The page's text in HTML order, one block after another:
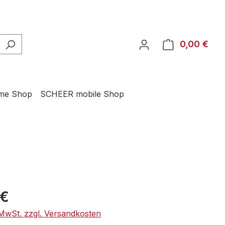
0,00 €
Shop SCHEER mobile Shop
zzgl. Versandkosten